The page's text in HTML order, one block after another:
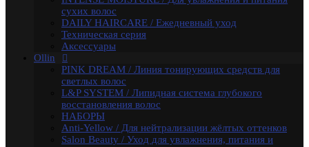
BIONIKA - Реконструктор
BIONIKA - Экстра увлажнение
BIONIKA - Яркость цвета
Care / Уход за волосами
COCKTAIL BAR / Уходу за волосами
CURL & SMOOTH HAIR / Уходу за гладкими и
вьющимися волосами
CURL HAIR / Химическая Завивка
FULL FORCE / Здоровье волос
FULL FORCE - Экстракт кокоса /
Восстановления волос
FULL FORCE / Экстракт пурпурного женьшеня
сухих волос
DAILY HAIRCARE / Ежедневный уход
Техническая серия
Аксессуары
Ollin
PINK DREAM / Линия тонирующих средств для
светлых волос
L&P SYSTEM / Липидная система глубокого
восстановления волос
НАБОРЫ
Anti-Yellow / Для нейтрализации жёлтых оттенков
Salon Beauty / Уход для увлажнения, питания и